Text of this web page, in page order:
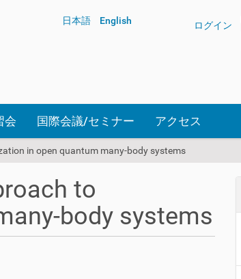
ログイン
日本語 English
会 国際会議/セミナー アクセス
in open quantum many-body systems
to
body systems